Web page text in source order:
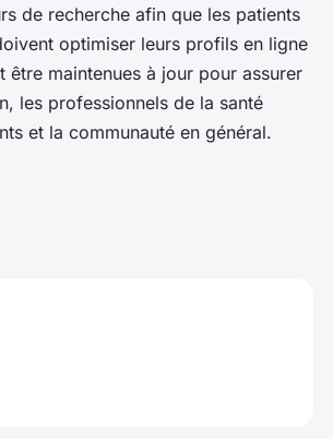
de recherche afin que les patients
optimiser leurs profils en ligne
maintenues à jour pour assurer
les professionnels de la santé
et la communauté en général.